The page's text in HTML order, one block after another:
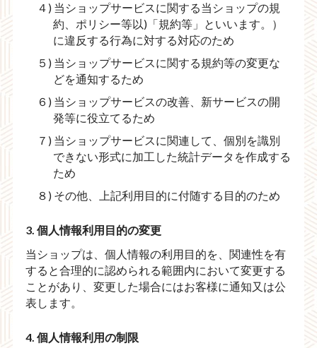
４) 当ショップサービスに関する当ショップの規
約、ポリシー等以)「規約等」といいます。）
に違反する行為に対する対応のため
５) 当ショップサービスに関する規約等の変更な
どを通知するため
６) 当ショップサービスの改善、新サービスの開
発等に役立てるため
７) 当ショップサービスに関連して、個別を識別
できない形式に加工した統計データを作成する
ため
８) その他、上記利用目的に付随する目的のため
3. 個人情報利用目的の変更
当ショップは、個人情報の利用目的を、関連性を有
すると合理的に認められる範囲内において変更する
ことがあり、変更した場合にはお客様に通知又は公
表します。
4. 個人情報利用の制限